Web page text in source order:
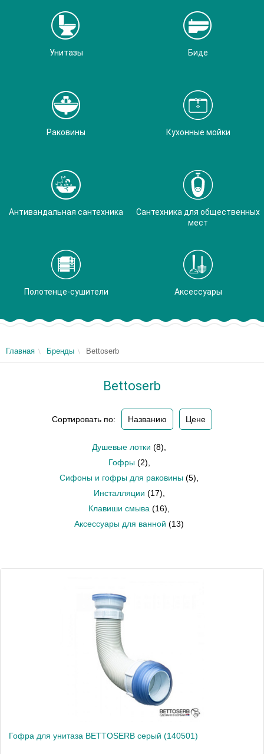
Унитазы Биде
Раковины Кухонные мойки
Антивандальная сантехника
Сантехника для общественных
мест
Полотенце-сушители Аксессуары
Главная Бренды Bettoserb
Bettoserb
Сортировать по: Названию Цене
Душевые лотки (8)
Гофры (2)
Сифоны и гофры для раковины (5)
Инсталляции (17)
Клавиши смыва (16)
Аксессуары для ванной (13)
Гофра для унитаза BETTOSERB серый (140501)